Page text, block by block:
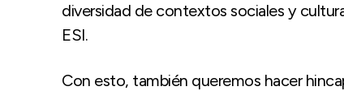
diversidad de contextos sociales y
ESI.
Con esto, también queremos hacer